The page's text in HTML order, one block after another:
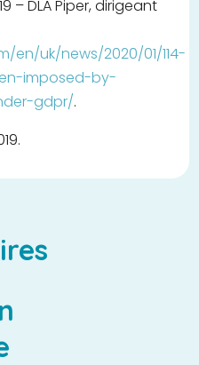
– DLA Piper, dirigeant
en/uk/news/2020/01/114-
imposed-by-
gdpr/.